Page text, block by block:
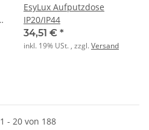
EsyLux Aufputzdose
IP20/IP44
34,51 € *
inkl. 19% USt. , zzgl.Versand
- 20 von 188